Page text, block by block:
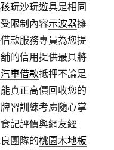
玩沙玩遊具是相同
限制內容示波器擁
款服務專員為您提
的信用提供最具將
車借款抵押不論是
真正高價回收您的
習訓練考慮隨心掌
記評價與網友經
團隊的桃園木地板